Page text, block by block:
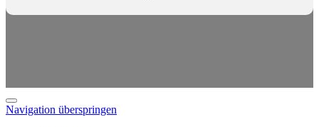
Navigation überspringen